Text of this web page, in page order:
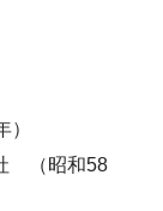
（昭和58